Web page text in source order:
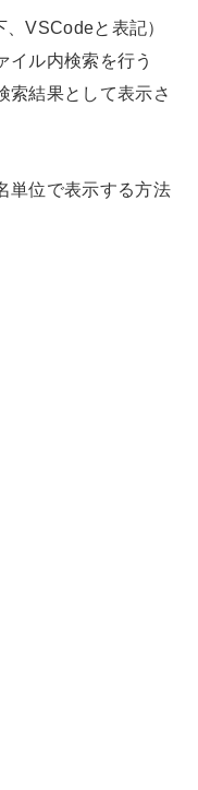
VSCodeと表記）
イル内検索を行う
索結果として表示さ
単位で表示する方法